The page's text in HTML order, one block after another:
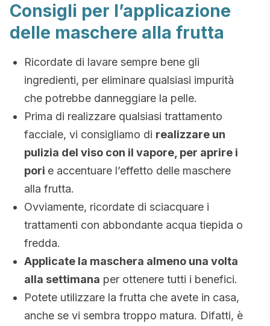
Consigli per l’applicazione
delle maschere alla frutta
Ricordate di lavare sempre bene gli
ingredienti, per eliminare qualsiasi impurità
che potrebbe danneggiare la pelle.
Prima di realizzare qualsiasi trattamento
facciale, vi consigliamo di realizzare un
pulizia del viso con il vapore, per aprire i
pori e accentuare l’effetto delle maschere
alla frutta.
Ovviamente, ricordate di sciacquare i
trattamenti con abbondante acqua tiepida o
fredda.
Applicate la maschera almeno una volta
alla settimana per ottenere tutti i benefici.
Potete utilizzare la frutta che avete in casa,
anche se vi sembra troppo matura. Difatti, è